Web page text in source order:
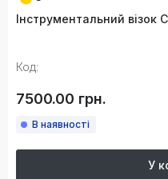
Інструментальний візок
Код:
7500.00 грн.
В наявності
У